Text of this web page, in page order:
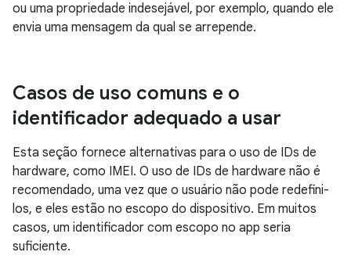
ou uma propriedade indesejável, por exemplo, quando ele
envia uma mensagem da qual se arrepende.
Casos de uso comuns e o
identificador adequado a usar
Esta seção fornece alternativas para o uso de IDs de
hardware, como IMEI. O uso de IDs de hardware não é
recomendado, uma vez que o usuário não pode redefini-
los, e eles estão no escopo do dispositivo. Em muitos
casos, um identificador com escopo no app seria
suficiente.